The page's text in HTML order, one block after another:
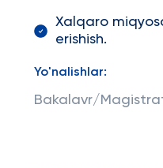
Xalqaro
erishish.
Yo'nalishlar:
Bakalavr/